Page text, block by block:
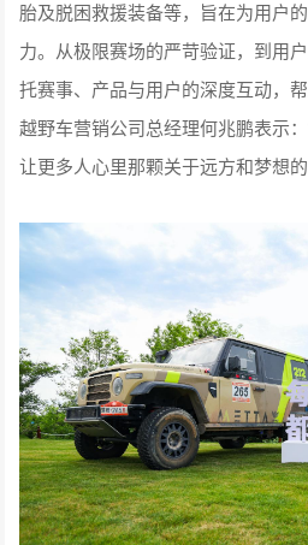
胎及脱困救援装备等，旨在为用户
力。从极限赛场的严苛验证，到用
托赛事、产品与用户的深度互动，
越野车营销公司总经理何兆鹏表示：
让更多人心里那颗关于远方和梦想